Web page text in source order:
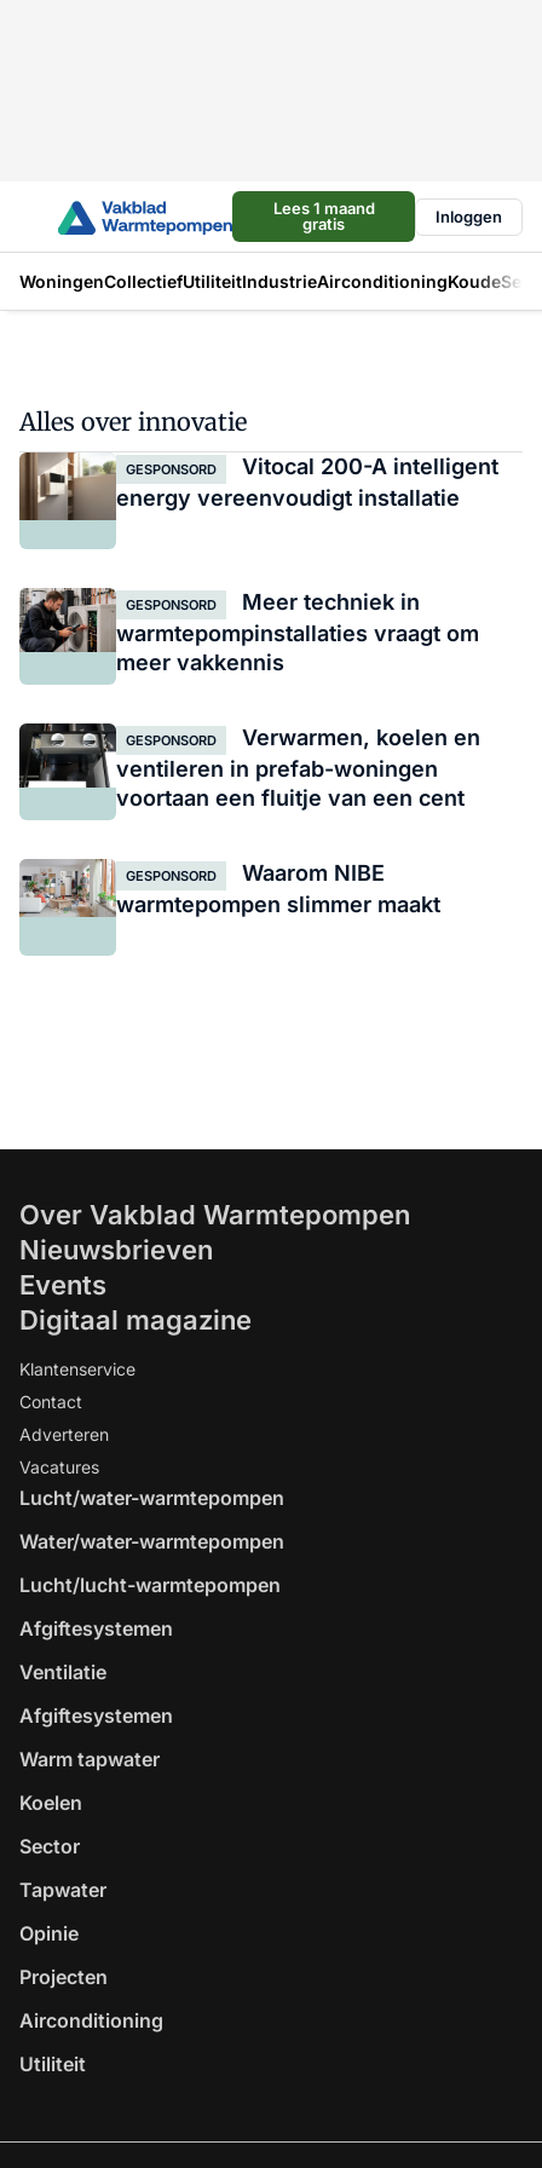
Lees 1 maand
gratis
Inloggen
WoningenCollectiefUtiliteitIndustrieAirconditioningKoude
Alles over innovatie
GESPONSORD
Vitocal 200-A intelligent
energy vereenvoudigt installatie
GESPONSORD
Meer techniek in
warmtepompinstallaties vraagt om
meer vakkennis
GESPONSORD
Verwarmen, koelen en
ventileren in prefab-woningen
voortaan een fluitje van een cent
GESPONSORD
Waarom NIBE
warmtepompen slimmer maakt
Over Vakblad Warmtepompen
Nieuwsbrieven
Events
Digitaal magazine
Klantenservice
Contact
Adverteren
Vacatures
Lucht/water-warmtepompen
Water/water-warmtepompen
Lucht/lucht-warmtepompen
Afgiftesystemen
Ventilatie
Afgiftesystemen
Warm tapwater
Koelen
Sector
Tapwater
Opinie
Projecten
Airconditioning
Utiliteit